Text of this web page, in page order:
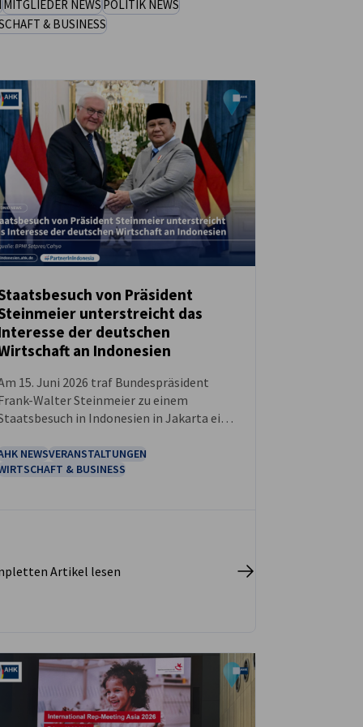
MITGLIEDER NEWSPOLITIK NEWS
& BUSINESS
NEUIGKEITEN
von Präsident
unterstreicht das
der deutschen
an Indonesien
15. Juni 2026 traf Bundespräsident
Walter Steinmeier zu einem
in Indonesien in Jakarta ein.
sowie einer deutschen
die verschiedene
NEWSVERANSTALTUNGEN
& BUSINESS
Artikel lesen